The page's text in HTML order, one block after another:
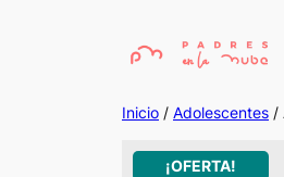
Inicio / Adolescentes /
¡OFERTA!